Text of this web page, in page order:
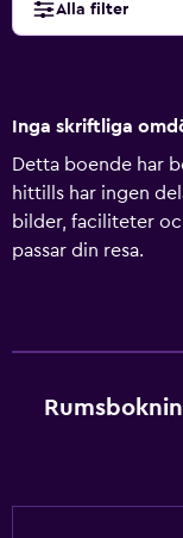
Alla filter
Inga skriftliga
Detta boende har
hittills har ingen
bilder, faciliteter
passar din resa.